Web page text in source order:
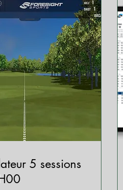
5 sessions